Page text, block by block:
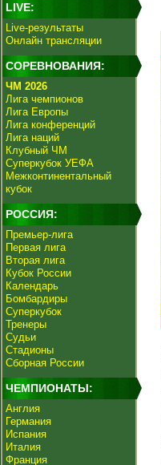
LIVE:
Live-результаты
Онлайн трансляции
СОРЕВНОВАНИЯ:
ЧМ 2026
Лига чемпионов
Лига Европы
Лига конференций
Лига наций
Клубный ЧМ
Суперкубок УЕФА
Межконтинентальный
кубок
РОССИЯ:
Премьер-лига
Первая лига
Вторая лига
Кубок России
Календарь
Бомбардиры
Суперкубок
Тренеры
Судьи
Стадионы
Сборная России
ЧЕМПИОНАТЫ:
Англия
Германия
Испания
Италия
Франция